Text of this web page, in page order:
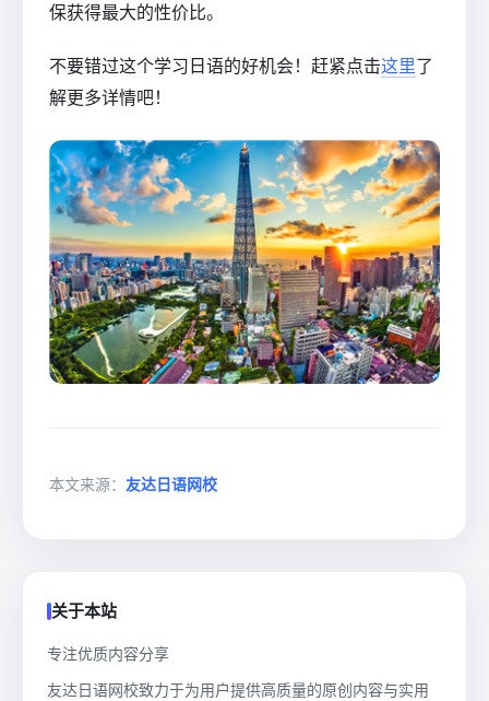
保获得最大的性价比。
不要错过这个学习日语的好机会！赶紧点击这里了
解更多详情吧！
本文来源： 友达日语网校
关于本站
专注优质内容分享
友达日语网校致力于为用户提供高质量的原创内容与实用